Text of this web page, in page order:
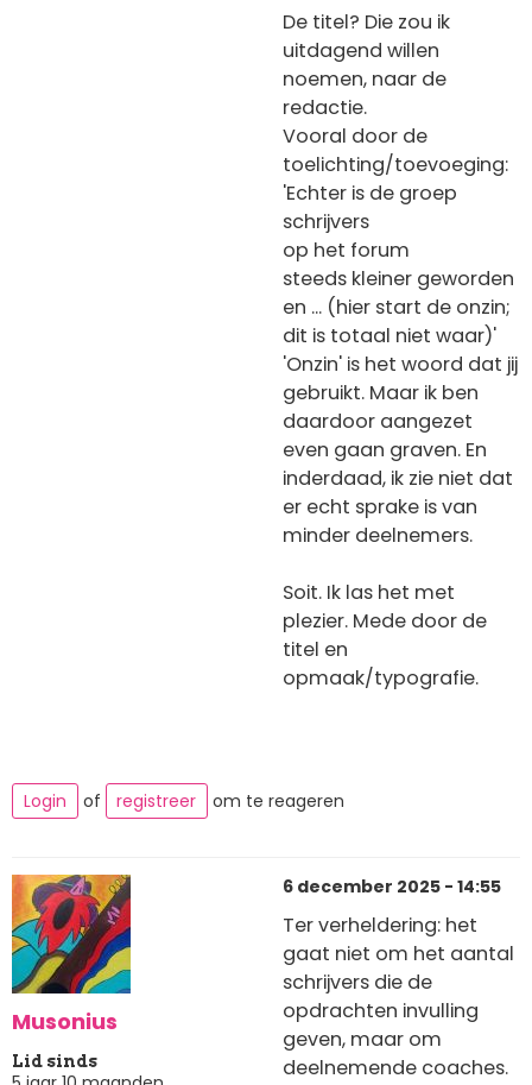
De titel? Die zou ik
uitdagend willen
noemen, naar de
redactie.
Vooral door de
toelichting/toevoeging:
'Echter is de groep
schrijvers
op het forum
steeds kleiner geworden
en ... (hier start de onzin;
dit is totaal niet waar)'
'Onzin' is het woord dat jij
gebruikt. Maar ik ben
daardoor aangezet
even gaan graven. En
inderdaad, ik zie niet dat
er echt sprake is van
minder deelnemers.
Soit. Ik las het met
plezier. Mede door de
titel en
opmaak/typografie.
Login of registreer om te reageren
Musonius
Lid sinds
6 december 2025 - 14:55
Ter verheldering: het
gaat niet om het aantal
schrijvers die de
opdrachten invulling
geven, maar om
deelnemende coaches.